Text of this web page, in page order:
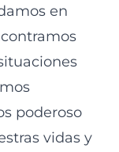
en
poderoso
vidas y